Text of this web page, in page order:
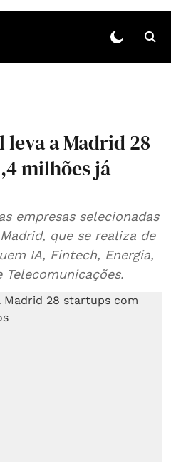
a Madrid 28
milhões já
empresas selecionadas
que se realiza de
IA, Fintech, Energia,